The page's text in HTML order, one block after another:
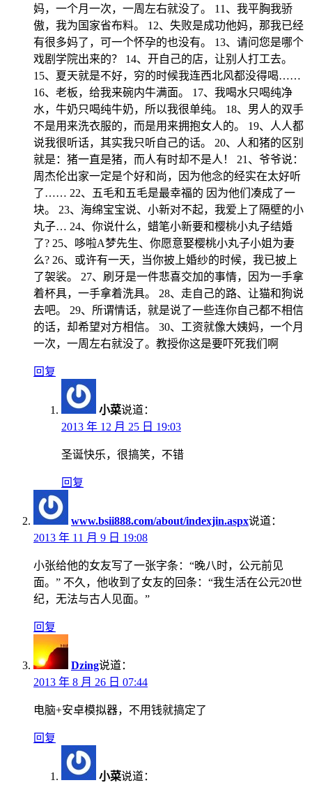
妈，一个月一次，一周左右就没了。 11、我平胸我骄
傲，我为国家省布料。 12、失败是成功他妈，那我已经
有很多妈了，可一个怀孕的也没有。 13、请问您是哪个
戏剧学院出来的？ 14、开自己的店，让别人打工去。
15、夏天就是不好，穷的时候我连西北风都没得喝……
16、老板，给我来碗内牛满面。 17、我喝水只喝纯净
水，牛奶只喝纯牛奶，所以我很单纯。 18、男人的双手
不是用来洗衣服的，而是用来拥抱女人的。 19、人人都
说我很听话，其实我只听自己的话。 20、人和猪的区别
就是：猪一直是猪，而人有时却不是人！ 21、爷爷说：
周杰伦出家一定是个好和尚，因为他念的经实在太好听
了…… 22、五毛和五毛是最幸福的 因为他们凑成了一
块。 23、海绵宝宝说、小新对不起，我爱上了隔壁的小
丸子… 24、你说什么，蜡笔小新要和樱桃小丸子结婚
了? 25、哆啦A梦先生、你愿意娶樱桃小丸子小姐为妻
么? 26、或许有一天，当你披上婚纱的时候，我已披上
了袈裟。 27、刷牙是一件悲喜交加的事情，因为一手拿
着杯具，一手拿着洗具。 28、走自己的路、让猫和狗说
去吧。 29、所谓情话，就是说了一些连你自己都不相信
的话，却希望对方相信。 30、工资就像大姨妈，一个月
一次，一周左右就没了。教授你这是要吓死我们啊
回复
小菜说道：
2013 年 12 月 25 日 19:03
圣诞快乐，很搞笑，不错
回复
www.bsii888.com/about/indexjin.aspx说道：
2013 年 11 月 9 日 19:08
小张给他的女友写了一张字条：“晚八时，公元前见
面。” 不久，他收到了女友的回条：“我生活在公元20世
纪，无法与古人见面。”
回复
Dzing说道：
2013 年 8 月 26 日 07:44
电脑+安卓模拟器，不用钱就搞定了
回复
小菜说道：